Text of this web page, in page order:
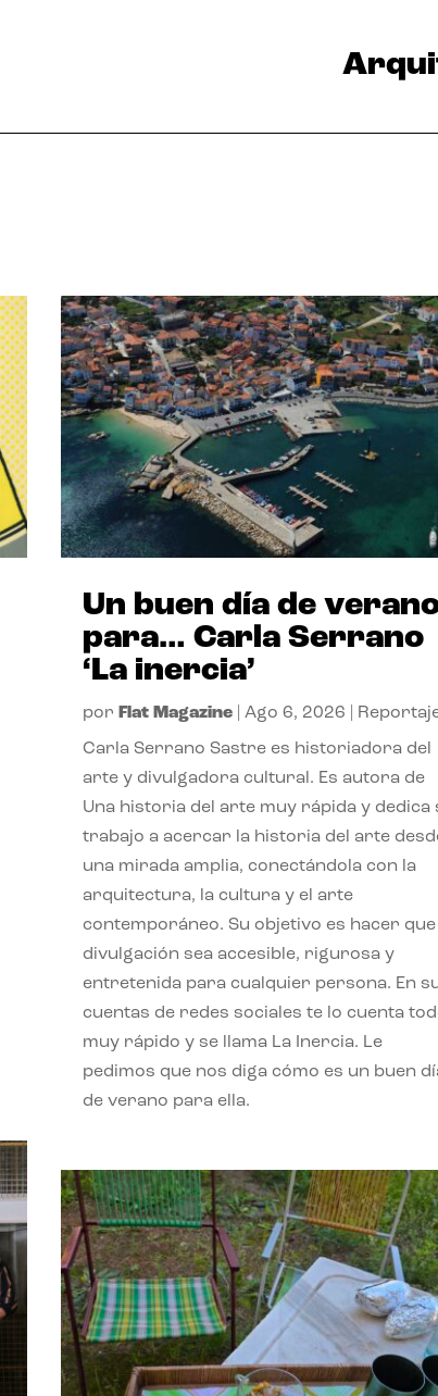
Un buen día de
para… Carla Serrano
‘La inercia’
por Flat Magazine| Ago 6, 2026
Carla Serrano Sastre es historiadora del
arte y divulgadora cultural. Es autora de
Una historia del arte muy rápida y dedica
trabajo a acercar la historia del arte
una mirada amplia, conectándola con la
arquitectura, la cultura y el arte
contemporáneo. Su objetivo es hacer que
divulgación sea accesible, rigurosa y
entretenida para cualquier persona. En
cuentas de redes sociales te lo cuenta
muy rápido y se llama La Inercia. Le
pedimos que nos diga cómo es un buen
de verano para ella.